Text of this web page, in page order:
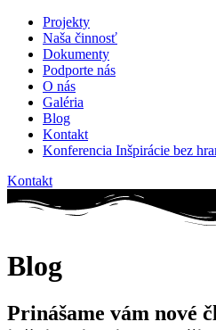
Projekty
Naša činnosť
Dokumenty
Podporte nás
O nás
Galéria
Blog
Kontakt
Konferencia Inšpirácie bez
Kontakt
Blog
Prinášame vám nové